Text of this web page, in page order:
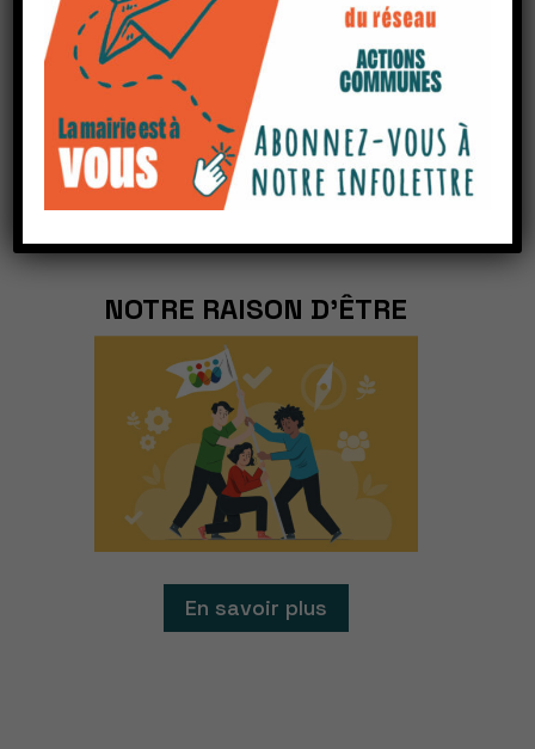
En savoir plus
NOTRE RAISON D’ÊTRE
En savoir plus